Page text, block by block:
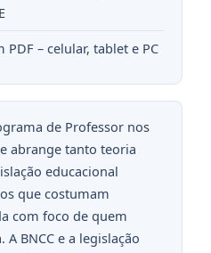
– celular, tablet e PC
de Professor nos
abrange tanto teoria
educacional
que costumam
com foco de quem
BNCC e a legislação